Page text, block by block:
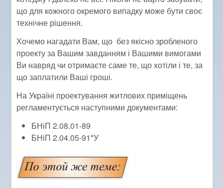
що для кожного окремого випадку може бути своє
технічне рішення.
Хочемо нагадати Вам, що без якісно зробленого
проекту за Вашим завданням і Вашими вимогами
Ви навряд чи отримаєте саме те, що хотіли і те, за
що заплатили Ваші гроші.
На Україні проектування житлових приміщень
регламентується наступними документами:
БНіП 2.08.01-89
БНіП 2.04.05-91*У